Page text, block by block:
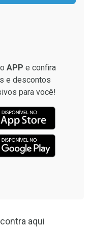
APP e confira
e descontos
para você!
aqui